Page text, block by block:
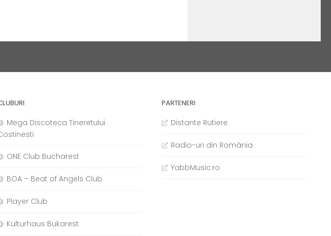
Mega Discoteca Tineretului
ONE Club Bucharest
BOA – Beat of Angels Club
Player Club
Kulturhaus Bukarest
PARTENERI
Distante Rutiere
Radio-uri din România
YabbMusic.ro